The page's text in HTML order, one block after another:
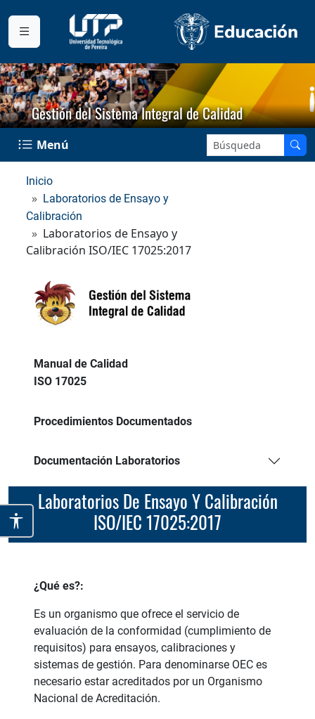
Gestión del Sistema Integral de Calidad
Menú Buscar en el sitio:
Inicio
Laboratorios de Ensayo y
Calibración
Laboratorios de Ensayo y
Calibración ISO/IEC 17025:2017
Manual de Calidad
ISO 17025
Procedimientos Documentados
Documentación Laboratorios
Laboratorios De Ensayo Y Calibración
ISO/IEC 17025:2017
¿Qué es?:
Es un organismo que ofrece el servicio de
evaluación de la conformidad (cumplimiento de
requisitos) para ensayos, calibraciones y
sistemas de gestión. Para denominarse OEC es
necesario estar acreditados por un Organismo
Nacional de Acreditación.